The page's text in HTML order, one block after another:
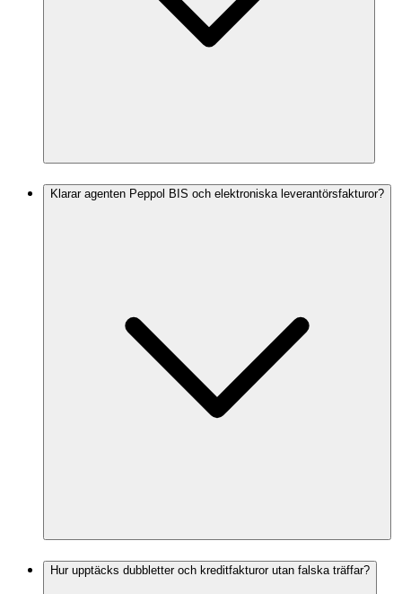
Klarar agenten Peppol BIS och elektroniska leverantörsfakturor?
Hur upptäcks dubbletter och kreditfakturor utan falska träffar?